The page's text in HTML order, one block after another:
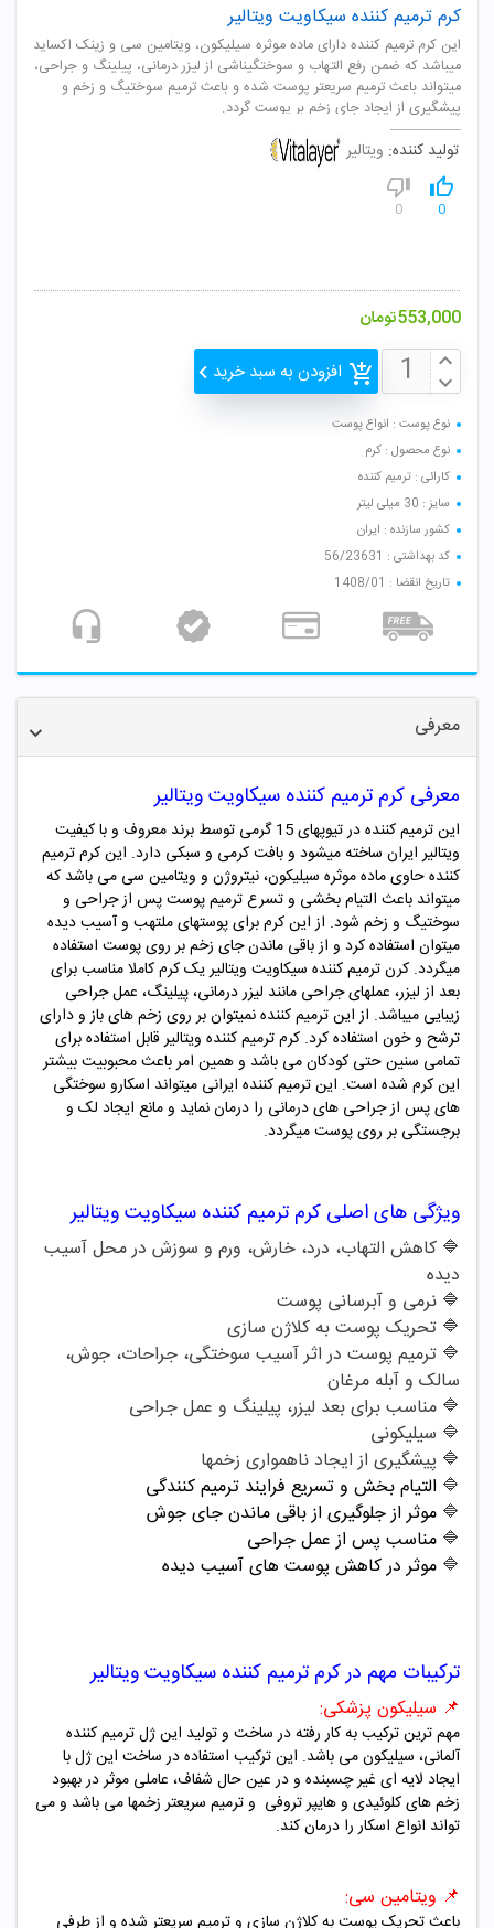
کرم ترمیم کننده سیکاویت ویتالیر
این کرم ترمیم کننده دارای ماده موثره سیلیکون، ویتامین سی و زینک اکساید
میباشد که ضمن رفع التهاب و سوختگیناشی از لیزر درمانی، پیلینگ و جراحی،
میتواند باعث ترمیم سریعتر پوست شده و باعث ترمیم سوختیگ و زخم و
پیشگیری از ایجاد جای زخم بر پوست گردد.
تولید کننده: ویتالیر
0
0
553,000تومان
افزودن به سبد خرید
نوع پوست : انواع پوست
نوع محصول : کرم
کارائی : ترمیم کننده
سایز : 30 میلی لیتر
کشور سازنده : ایران
کد بهداشتی : 56/23631
تاریخ انقضا : 1408/01
معرفی
معرفی کرم ترمیم کننده سیکاویت ویتالیر
این ترمیم کننده در تیوپهای 15 گرمی توسط برند معروف و با کیفیت
ویتالیر ایران ساخته میشود و بافت کرمی و سبکی دارد. این کرم ترمیم
کننده حاوی ماده موثره سیلیکون، نیتروژن و ویتامین سی می باشد که
میتواند باعث التیام بخشی و تسرع ترمیم پوست پس از جراحی و
سوختیگ و زخم شود. از این کرم برای پوستهای ملتهب و آسیب دیده
میتوان استفاده کرد و از باقی ماندن جای زخم بر روی پوست استفاده
میگردد. کرن ترمیم کننده سیکاویت ویتالیر یک کرم کاملا مناسب برای
بعد از لیزر، عملهای جراحی مانند لیزر درمانی، پیلینگ، عمل جراحی
زیبایی میباشد. از این ترمیم کننده نمیتوان بر روی زخم های باز و دارای
ترشح و خون استفاده کرد. کرم ترمیم کننده ویتالیر قابل استفاده برای
تمامی سنین حتی کودکان می باشد و همین امر باعث محبوبیت بیشتر
این کرم شده است. این ترمیم کننده ایرانی میتواند اسکارو سوختگی
های پس از جراحی های درمانی را درمان نماید و مانع ایجاد لک و
برجستگی بر روی پوست میگردد.
ویژگی های اصلی کرم ترمیم کننده سیکاویت ویتالیر
🔷 کاهش التهاب، درد، خارش، ورم و سوزش در محل آسیب
دیده
🔷 نرمی و آبرسانی پوست
🔷 تحریک پوست به کلاژن سازی
🔷 ترمیم پوست در اثر آسیب سوختگی، جراحات، جوش،
سالک و آبله مرغان
🔷 مناسب برای بعد لیزر، پیلینگ و عمل جراحی
🔷 سیلیکونی
🔷 پیشگیری از ایجاد ناهمواری زخمها
🔷 التیام بخش و تسریع فرایند ترمیم کنندگی
🔷 موثر از جلوگیری از باقی ماندن جای جوش
🔷 مناسب پس از عمل جراحی
🔷 موثر در کاهش پوست های آسیب دیده
ترکیبات مهم درکرم ترمیم کننده سیکاویت ویتالیر
📌 سیلیکون پزشکی:
مهم ترین ترکیب به کار رفته در ساخت و تولید این ژل ترمیم کننده
آلمانی، سیلیکون می باشد. این ترکیب استفاده در ساخت این ژل با
ایجاد لایه ای غیر چسبنده و در عین حال شفاف، عاملی موثر در بهبود
زخم های کلوئیدی و هایپر تروفی و ترمیم سریعتر زخمها می باشد و می
تواند انواع اسکار را درمان کند.
📌 ویتامین سی:
باعث تحریک پوست به کلاژن سازی و ترمیم سریعتر شده و از طرفی